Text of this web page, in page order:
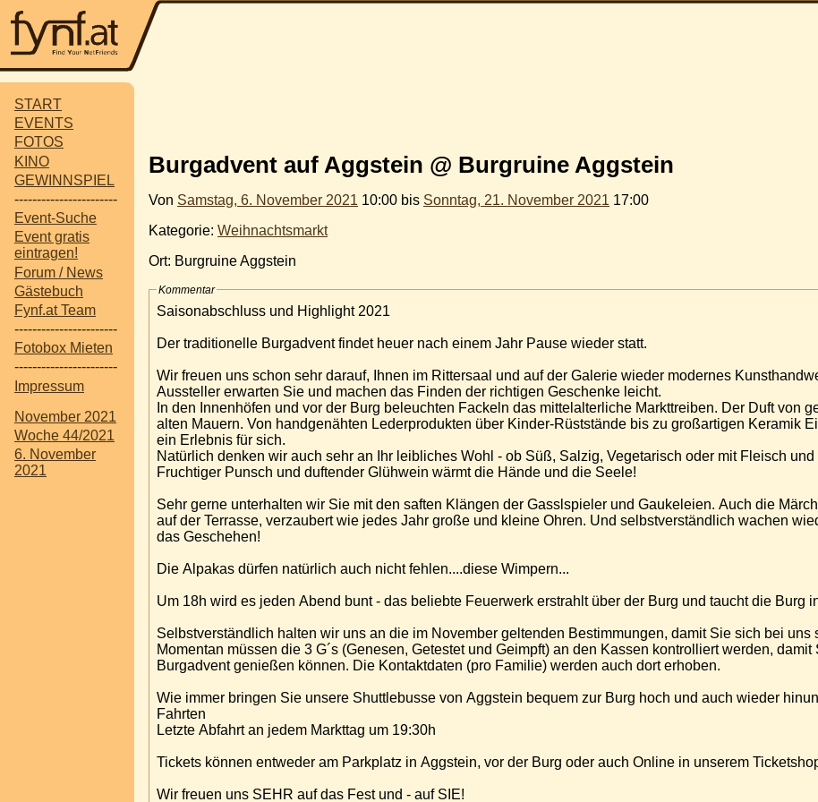
START
EVENTS
FOTOS
KINO
GEWINNSPIEL
-----------------------
Event-Suche
Event gratis
eintragen!
Forum / News
Gästebuch
Fynf.at Team
-----------------------
Fotobox Mieten
-----------------------
Impressum
November 2021
Woche 44/2021
6. November
2021
Burgadvent auf Aggstein @ Burgruine Aggstein
Von Samstag, 6. November 2021 10:00 bis Sonntag, 21. November 2021 17:00
Kategorie: Weihnachtsmarkt
Ort: Burgruine Aggstein
Kommentar
Saisonabschluss und Highlight 2021
Der traditionelle Burgadvent findet heuer nach einem Jahr Pause wieder statt.
Wir freuen uns schon sehr darauf, Ihnen im Rittersaal und auf der Galerie wieder modernes
Aussteller erwarten Sie und machen das Finden der richtigen Geschenke leicht.
In den Innenhöfen und vor der Burg beleuchten Fackeln das mittelalterliche Markttreiben. Der Duft von
alten Mauern. Von handgenähten Lederprodukten über Kinder-Rüststände bis zu großartigen Keramik
ein Erlebnis für sich.
Natürlich denken wir auch sehr an Ihr leibliches Wohl - ob Süß, Salzig, Vegetarisch oder mit Fleisch
Fruchtiger Punsch und duftender Glühwein wärmt die Hände und die Seele!
Sehr gerne unterhalten wir Sie mit den saften Klängen der Gasslspieler und Gaukeleien. Auch die
auf der Terrasse, verzaubert wie jedes Jahr große und kleine Ohren. Und selbstverständlich wachen wieder die "Wölfe zu Dunkelstein" über
das Geschehen!
Die Alpakas dürfen natürlich auch nicht fehlen....diese Wimpern...
Um 18h wird es jeden Abend bunt - das beliebte Feuerwerk erstrahlt über der Burg und taucht die Burg
Selbstverständlich halten wir uns an die im November geltenden Bestimmungen, damit Sie sich bei uns
Momentan müssen die 3 G´s (Genesen, Getestet und Geimpft) an den Kassen kontrolliert werden,
Burgadvent genießen können. Die Kontaktdaten (pro Familie) werden auch dort erhoben.
Wie immer bringen Sie unsere Shuttlebusse von Aggstein bequem zur Burg hoch und auch wieder
Fahrten
Letzte Abfahrt an jedem Markttag um 19:30h
Tickets können entweder am Parkplatz in Aggstein, vor der Burg oder auch Online in unserem
Wir freuen uns SEHR auf das Fest und - auf SIE!